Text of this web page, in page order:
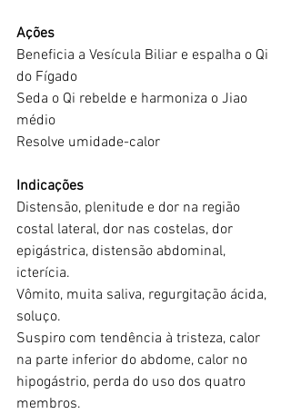
Ações
Beneficia a Vesícula Biliar e espalha o Qi
do Fígado
Seda o Qi rebelde e harmoniza o Jiao
médio
Resolve umidade-calor
Indicações
Distensão, plenitude e dor na região
costal lateral, dor nas costelas, dor
epigástrica, distensão abdominal,
icterícia.
Vômito, muita saliva, regurgitação ácida,
soluço.
Suspiro com tendência à tristeza, calor
na parte inferior do abdome, calor no
hipogástrio, perda do uso dos quatro
membros.